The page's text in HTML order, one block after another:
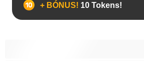
+ BÓNUS! 10 Tokens!